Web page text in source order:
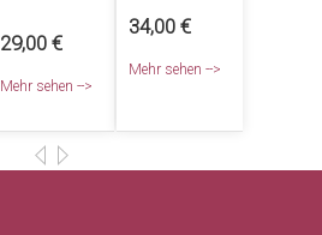
29,00 €
Mehr sehen -->
34,00 €
Mehr sehen -->